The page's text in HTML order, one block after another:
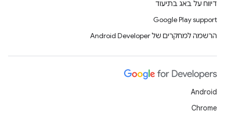
דיווח על באג בתיעוד
Google Play support
הרשמה למחקרים של Android Developer
Android
Chrome